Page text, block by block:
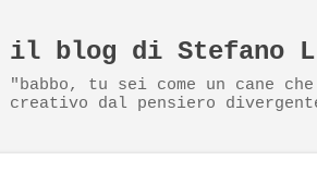
il blog di Stefano
"babbo, tu sei come un cane
creativo dal pensiero